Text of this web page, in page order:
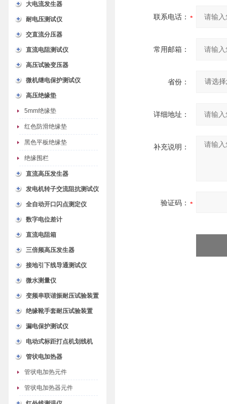
大电流发生器
耐电压测试仪
交直流分压器
直流电阻测试仪
高压试验变压器
微机继电保护测试仪
高压绝缘垫
5mm绝缘垫
红色防滑绝缘垫
黑色平板绝缘垫
绝缘围栏
直流高压发生器
发电机转子交流阻抗测试仪
全自动开口闪点测定仪
数字电位差计
直流电阻箱
三倍频高压发生器
接地引下线导通测试仪
微水测量仪
变频串联谐振耐压试验装置
绝缘靴手套耐压试验装置
漏电保护测试仪
电动式标距打点机划线机
管状电加热器
管状电加热元件
管状电加热器元件
联系电话：
常用邮箱：
省份：
详细地址：
补充说明：
验证码：